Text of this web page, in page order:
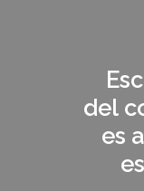
del
es